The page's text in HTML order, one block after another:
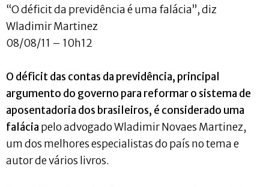
“O déficit da previdência é uma falácia”, diz
Wladimir Martinez
08/08/11 – 10h12
O déficit das contas da previdência, principal
argumento do governo para reformar o sistema de
aposentadoria dos brasileiros, é considerado uma
falácia pelo advogado Wladimir Novaes Martinez,
um dos melhores especialistas do país no tema e
autor de vários livros.